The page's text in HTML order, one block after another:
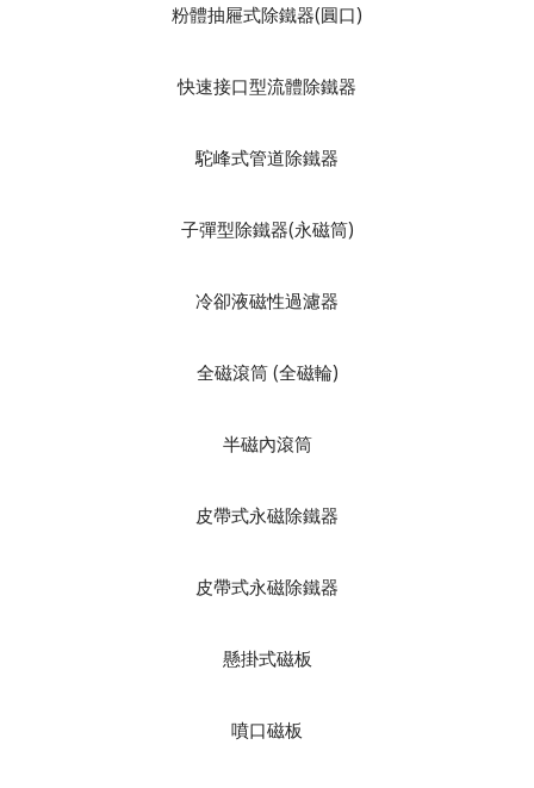
粉體抽屜式除鐵器(圓口)
快速接口型流體除鐵器
駝峰式管道除鐵器
子彈型除鐵器(永磁筒)
冷卻液磁性過濾器
全磁滾筒 (全磁輪)
半磁內滾筒
皮帶式永磁除鐵器
皮帶式永磁除鐵器
懸掛式磁板
噴口磁板